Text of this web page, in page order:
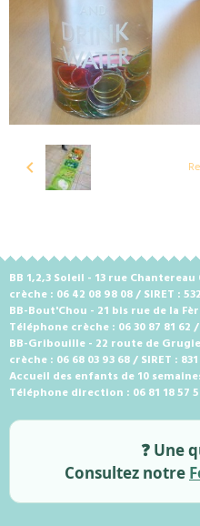
BB 1,2,3 Soleil - 13 rue
crèche : 06 42 08 98 08 / SIRET :
BB-Bout'Chou - 21 bis rue de la
Téléphone crèche : 06 30 87 81 62 /
BB-Gribouille - 22 route de
crèche : 06 68 03 93 68 / SIRET :
Accueil des enfants de 10
Téléphone direction : 06 81 18 57
❓ Une
Consultez notre